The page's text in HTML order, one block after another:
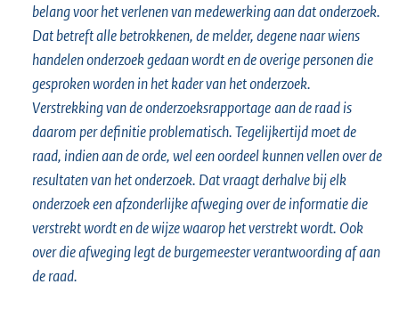
belang voor het verlenen van medewerking aan dat onderzoek.
Dat betreft alle betrokkenen, de melder, degene naar wiens
handelen onderzoek gedaan wordt en de overige personen die
gesproken worden in het kader van het onderzoek.
Verstrekking van deonderzoeksrapportageaan de raad is
daarom per definitie problematisch. Tegelijkertijd moet de
raad, indien aan de orde, wel een oordeel kunnen vellen over de
resultaten van het onderzoek. Dat vraagt derhalve bij elk
onderzoek een afzonderlijke afweging over de informatie die
verstrekt wordt en de wijze waarop het verstrekt wordt. Ook
over die afweging legt de burgemeester verantwoording af aan
de raad.